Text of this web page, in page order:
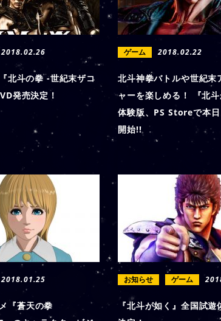
2018.02.26
北斗の拳 -世紀末ザコ
発売決定！
ゲーム 2018.02.22
北斗神拳バトルや世紀末
ャーを楽しめる！ 『北斗
体験版、PS Storeで本
開始!!
2018.01.25
『蒼天の拳
お知らせ ゲーム
『北斗が如く』全国試